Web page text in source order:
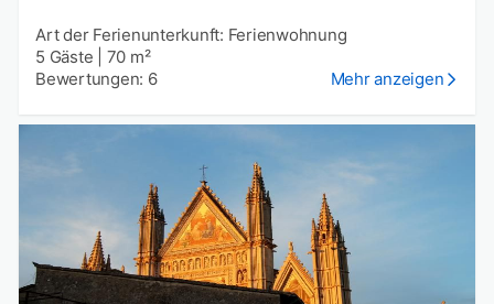
Art der Ferienunterkunft: Ferienwohnung
5 Gäste
70 m²
Bewertungen: 6
Mehr anzeigen